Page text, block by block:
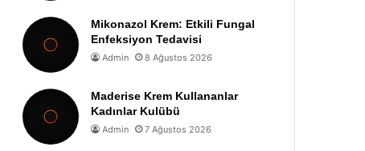
Mikonazol Krem: Etkili Fungal
Enfeksiyon Tedavisi
Admin 8 Ağustos 2026
Maderise Krem Kullananlar
Kadınlar Kulübü
Admin 7 Ağustos 2026